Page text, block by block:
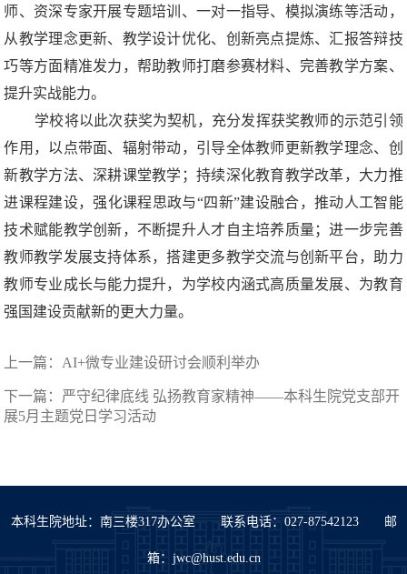
师、资深专家开展专题培训、一对一指导、模拟演练等活动，
从教学理念更新、教学设计优化、创新亮点提炼、汇报答辩技
巧等方面精准发力，帮助教师打磨参赛材料、完善教学方案、
提升实战能力。
学校将以此次获奖为契机，充分发挥获奖教师的示范引领
作用，以点带面、辐射带动，引导全体教师更新教学理念、创
新教学方法、深耕课堂教学；持续深化教育教学改革，大力推
进课程建设，强化课程思政与“四新”建设融合，推动人工智能
技术赋能教学创新，不断提升人才自主培养质量；进一步完善
教师教学发展支持体系，搭建更多教学交流与创新平台，助力
教师专业成长与能力提升，为学校内涵式高质量发展、为教育
强国建设贡献新的更大力量。
上一篇： AI+微专业建设研讨会顺利举办
下一篇： 严守纪律底线 弘扬教育家精神——本科生院党支部开
展5月主题党日学习活动
本科生院地址：南三楼317办公室 联系电话：027-87542123 邮
箱：jwc@hust.edu.cn